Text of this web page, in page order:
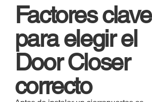
Factores clave
para elegir el
Door Closer
correcto